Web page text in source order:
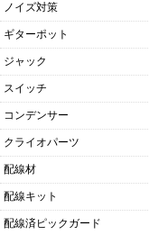
ノイズ対策
ギターポット
ジャック
スイッチ
コンデンサー
クライオパーツ
配線材
配線キット
配線済ピックガード